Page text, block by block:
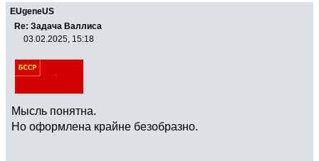
EUgeneUS
Re: Задача Валлиса
03.02.2025, 15:18
Мысль понятна.
Но оформлена крайне безобразно.